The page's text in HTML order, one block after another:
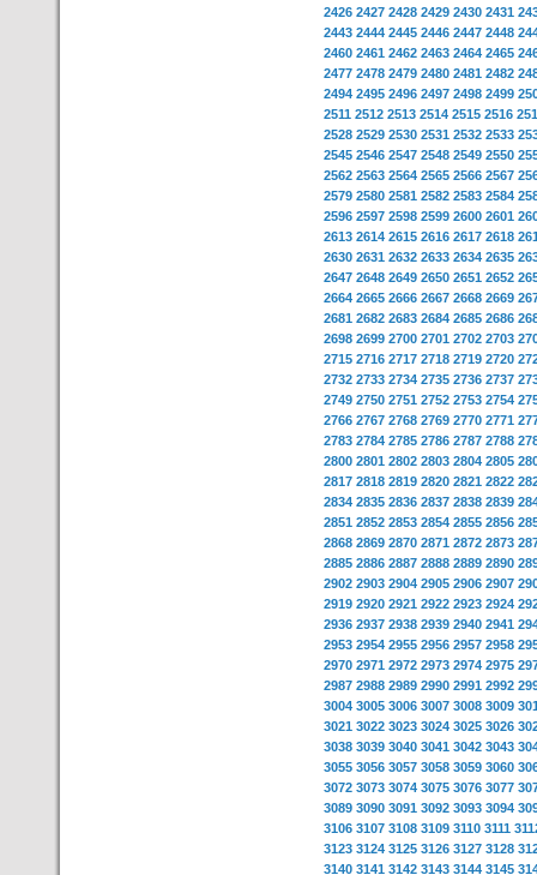
2426 2427 2428 2429 2430 2431
2443 2444 2445 2446 2447 2448
2460 2461 2462 2463 2464 2465
2477 2478 2479 2480 2481 2482
2494 2495 2496 2497 2498 2499
2511 2512 2513 2514 2515 2516
2528 2529 2530 2531 2532 2533
2545 2546 2547 2548 2549 2550
2562 2563 2564 2565 2566 2567
2579 2580 2581 2582 2583 2584
2596 2597 2598 2599 2600 2601
2613 2614 2615 2616 2617 2618
2630 2631 2632 2633 2634 2635
2647 2648 2649 2650 2651 2652
2664 2665 2666 2667 2668 2669
2681 2682 2683 2684 2685 2686
2698 2699 2700 2701 2702 2703
2715 2716 2717 2718 2719 2720
2732 2733 2734 2735 2736 2737
2749 2750 2751 2752 2753 2754
2766 2767 2768 2769 2770 2771
2783 2784 2785 2786 2787 2788
2800 2801 2802 2803 2804 2805
2817 2818 2819 2820 2821 2822
2834 2835 2836 2837 2838 2839
2851 2852 2853 2854 2855 2856
2868 2869 2870 2871 2872 2873
2885 2886 2887 2888 2889 2890
2902 2903 2904 2905 2906 2907
2919 2920 2921 2922 2923 2924
2936 2937 2938 2939 2940 2941
2953 2954 2955 2956 2957 2958
2970 2971 2972 2973 2974 2975
2987 2988 2989 2990 2991 2992
3004 3005 3006 3007 3008 3009
3021 3022 3023 3024 3025 3026
3038 3039 3040 3041 3042 3043
3055 3056 3057 3058 3059 3060
3072 3073 3074 3075 3076 3077
3089 3090 3091 3092 3093 3094
3106 3107 3108 3109 3110 3111
3123 3124 3125 3126 3127 3128
3140 3141 3142 3143 3144 3145